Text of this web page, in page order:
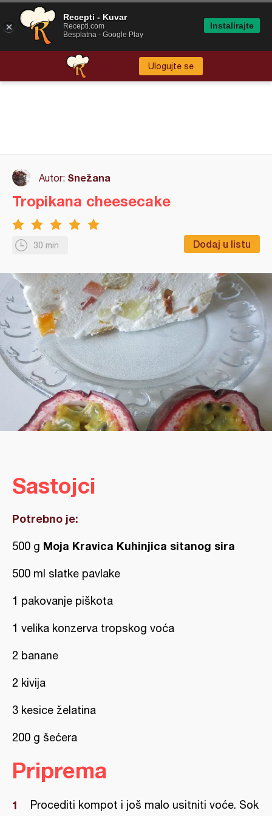
Ulogujte se
Autor: Snežana
30 min Dodaj u listu
Tropikana cheesecake
Sastojci
Potrebno je:
500 g Moja Kravica Kuhinjica sitanog sira
500 ml slatke pavlake
1 pakovanje piškota
1 velika konzerva tropskog voća
2 banane
2 kivija
3 kesice želatina
200 g šećera
Priprema
Procediti kompot i još malo usitniti voće. Sok
Recepti - Kuvar
Recepti.com
Besplatna - Google Play
Instalirajte